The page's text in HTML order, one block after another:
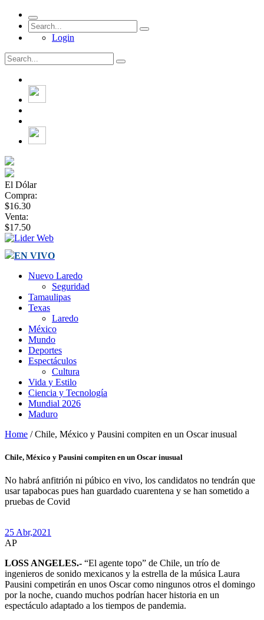
Login
El Dólar
Compra:
$16.30
Venta:
$17.50
EN VIVO
Nuevo Laredo
Seguridad
Tamaulipas
Texas
Laredo
México
Mundo
Deportes
Espectáculos
Cultura
Vida y Estilo
Ciencia y Tecnología
Mundial 2026
Maduro
Home / Chile, México y Pausini compiten en un Oscar inusual
Chile, México y Pausini compiten en un Oscar inusual
No habrá anfitrión ni púbico en vivo, los candidatos no tendrán que
usar tapabocas pues han guardado cuarentena y se han sometido a
pruebas de Covid
25 Abr,2021
AP
LOSS ANGELES.- “El agente topo” de Chile, un trío de
ingenieros de sonido mexicanos y la estrella de la música Laura
Pausini competirán en unos Oscar como ningunos otros el domingo
por la noche, cuando muchos podrían hacer historia en un
espectáculo adaptado a los tiempos de pandemia.